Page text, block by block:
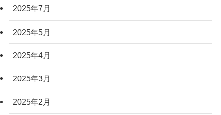
2025年7月
2025年5月
2025年4月
2025年3月
2025年2月